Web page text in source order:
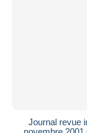
Journal revue